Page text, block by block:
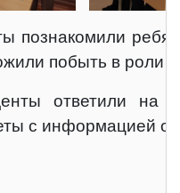
познакомили
побыть в роли
ответили на
с информацией о